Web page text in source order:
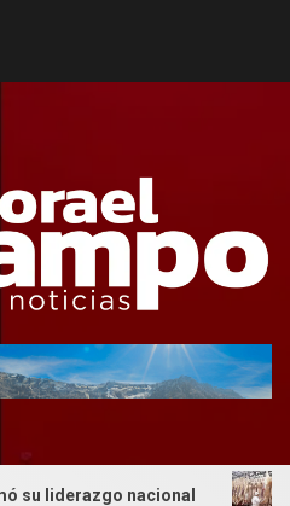
nacional AFIC